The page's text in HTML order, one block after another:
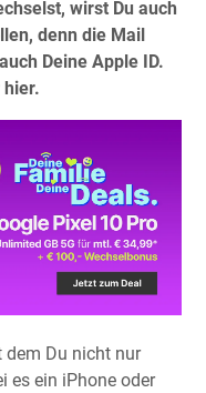
wirst Du auch
denn die Mail
Deine Apple ID.
dem Du nicht nur
es ein iPhone oder